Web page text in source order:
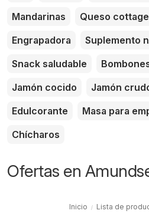
Mandarinas
Queso cottage
Engrapadora
Suplemento
Snack saludable
Jamón cocido
Jamón
Edulcorante
Masa para
Chícharos
Ofertas en
Inicio Lista de